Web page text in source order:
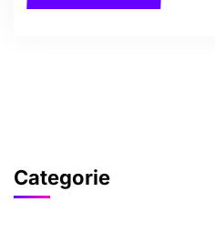
Categorie